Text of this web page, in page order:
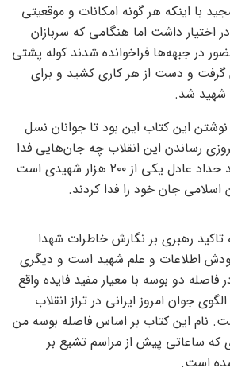
با اینکه هر گونه امکانات و موقعیتی
اختیار داشت اما هنگامی که سربازان
در جبهه‌ها فراخوانده شدند کوله پشتی
و دست از هر کاری کشید و برای
شهید شد.
نوشتن این کتاب این بود تا جوانان نسل
رساندن این انقلاب چه جان‌هایی فدا
شده است. شهید مجید حداد عادل یکی از ۲۰۰ هزار شهیدی است
اسلامی جان خود را فدا کردند.
تاکید رهبری بر نگارش خاطرات شهدا
اطلاعات و علم شهید است و دیگری
دو بوسه با معیار مفید فایده واقع
جوان امروز ایرانی در تراز انقلاب
نام این کتاب بر اساس فاصله بوسه من
که ساعاتی پیش از مراسم تشیع بر
است.